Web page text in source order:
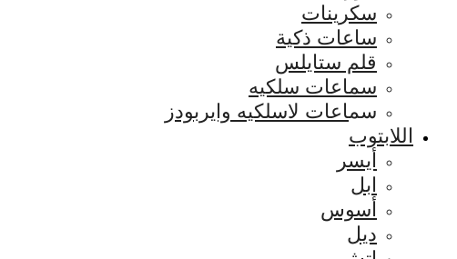
سكرينات
ساعات ذكية
قلم ستايلس
سماعات سلكيه
سماعات لاسلكيه وايربودز
اللابتوب
أيسر
ابل
أسوس
ديل